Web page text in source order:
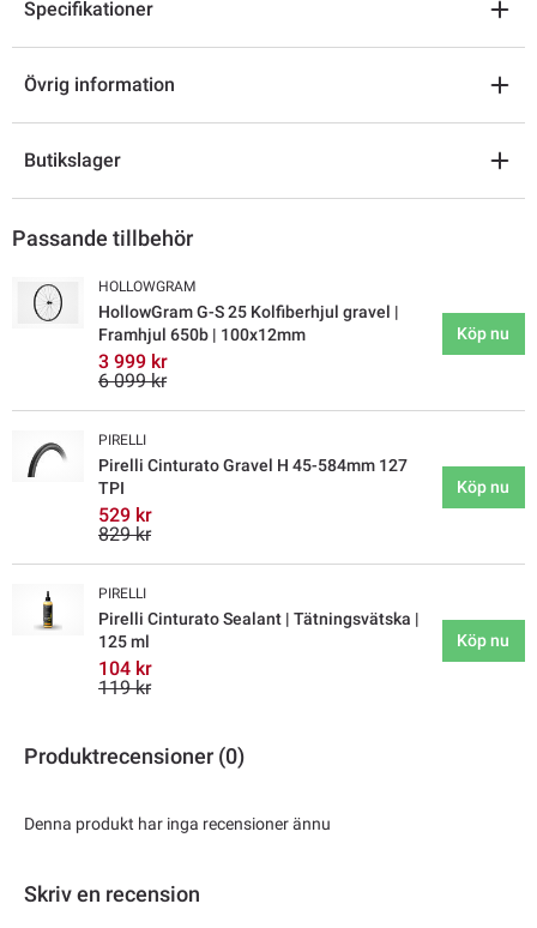
Specifikationer
Övrig information
Butikslager
Passande tillbehör
HOLLOWGRAM
HollowGram G-S 25 Kolfiberhjul gravel |
Framhjul 650b | 100x12mm
3 999 kr
6 099 kr
Köp nu
PIRELLI
Pirelli Cinturato Gravel H 45-584mm 127
TPI
529 kr
829 kr
Köp nu
PIRELLI
Pirelli Cinturato Sealant | Tätningsvätska |
125 ml
104 kr
119 kr
Köp nu
Produktrecensioner (0)
Denna produkt har inga recensioner ännu
Skriv en recension